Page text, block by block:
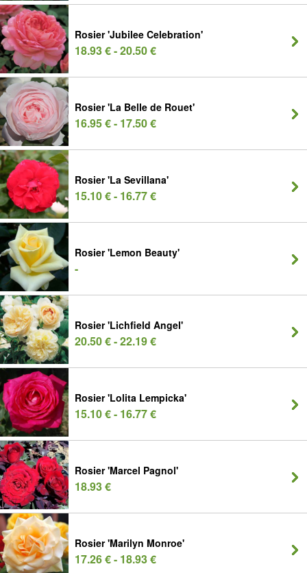
Rosier 'Jubilee Celebration'
18.93 € - 20.50 €
Rosier 'La Belle de Rouet'
16.95 € - 17.50 €
Rosier 'La Sevillana'
15.10 € - 16.77 €
Rosier 'Lemon Beauty'
-
Rosier 'Lichfield Angel'
20.50 € - 22.19 €
Rosier 'Lolita Lempicka'
15.10 € - 16.77 €
Rosier 'Marcel Pagnol'
18.93 €
Rosier 'Marilyn Monroe'
17.26 € - 18.93 €